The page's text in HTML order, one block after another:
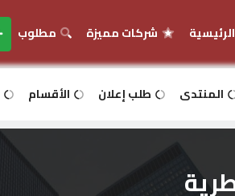
الرئيسية شركات مميزة مطلوب
المنتدى طلب إعلان الأقسام